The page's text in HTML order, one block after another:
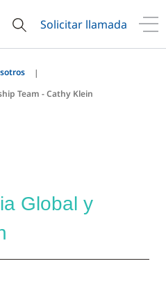
Solicitar llamada
Team - Cathy Klein
Global y